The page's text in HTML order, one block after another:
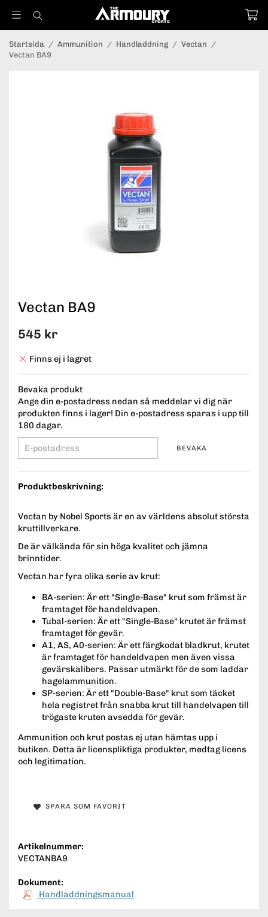
Startsida / Ammunition / Handladdning / Vectan /
Vectan BA9
Vectan BA9
545 kr
Finns ej i lagret
Bevaka produkt
Ange din e-postadress nedan så meddelar vi dig när
produkten finns i lager! Din e-postadress sparas i upp till
180 dagar.
BEVAKA
Produktbeskrivning:
Vectan by Nobel Sports är en av världens absolut största
kruttillverkare.
De är välkända för sin höga kvalitet och jämna
brinntider.
Vectan har fyra olika serie av krut:
BA-serien: Är ett "Single-Base" krut som främst är
framtaget för handeldvapen.
Tubal-serien: Är ett "Single-Base" krutet är främst
framtaget för gevär.
A1, AS, A0-serien: Är ett färgkodat bladkrut, krutet
är framtaget för handeldvapen men även vissa
gevärskalibers. Passar utmärkt för de som laddar
hagelammunition.
SP-serien: Är ett "Double-Base" krut som täcket
hela registret från snabba krut till handelvapen till
trögaste kruten avsedda för gevär.
Ammunition och krut postas ej utan hämtas upp i
butiken. Detta är licenspliktiga produkter, medtag licens
och legitimation.
SPARA SOM FAVORIT
Artikelnummer:
VECTANBA9
Dokument:
Handladdningsmanual